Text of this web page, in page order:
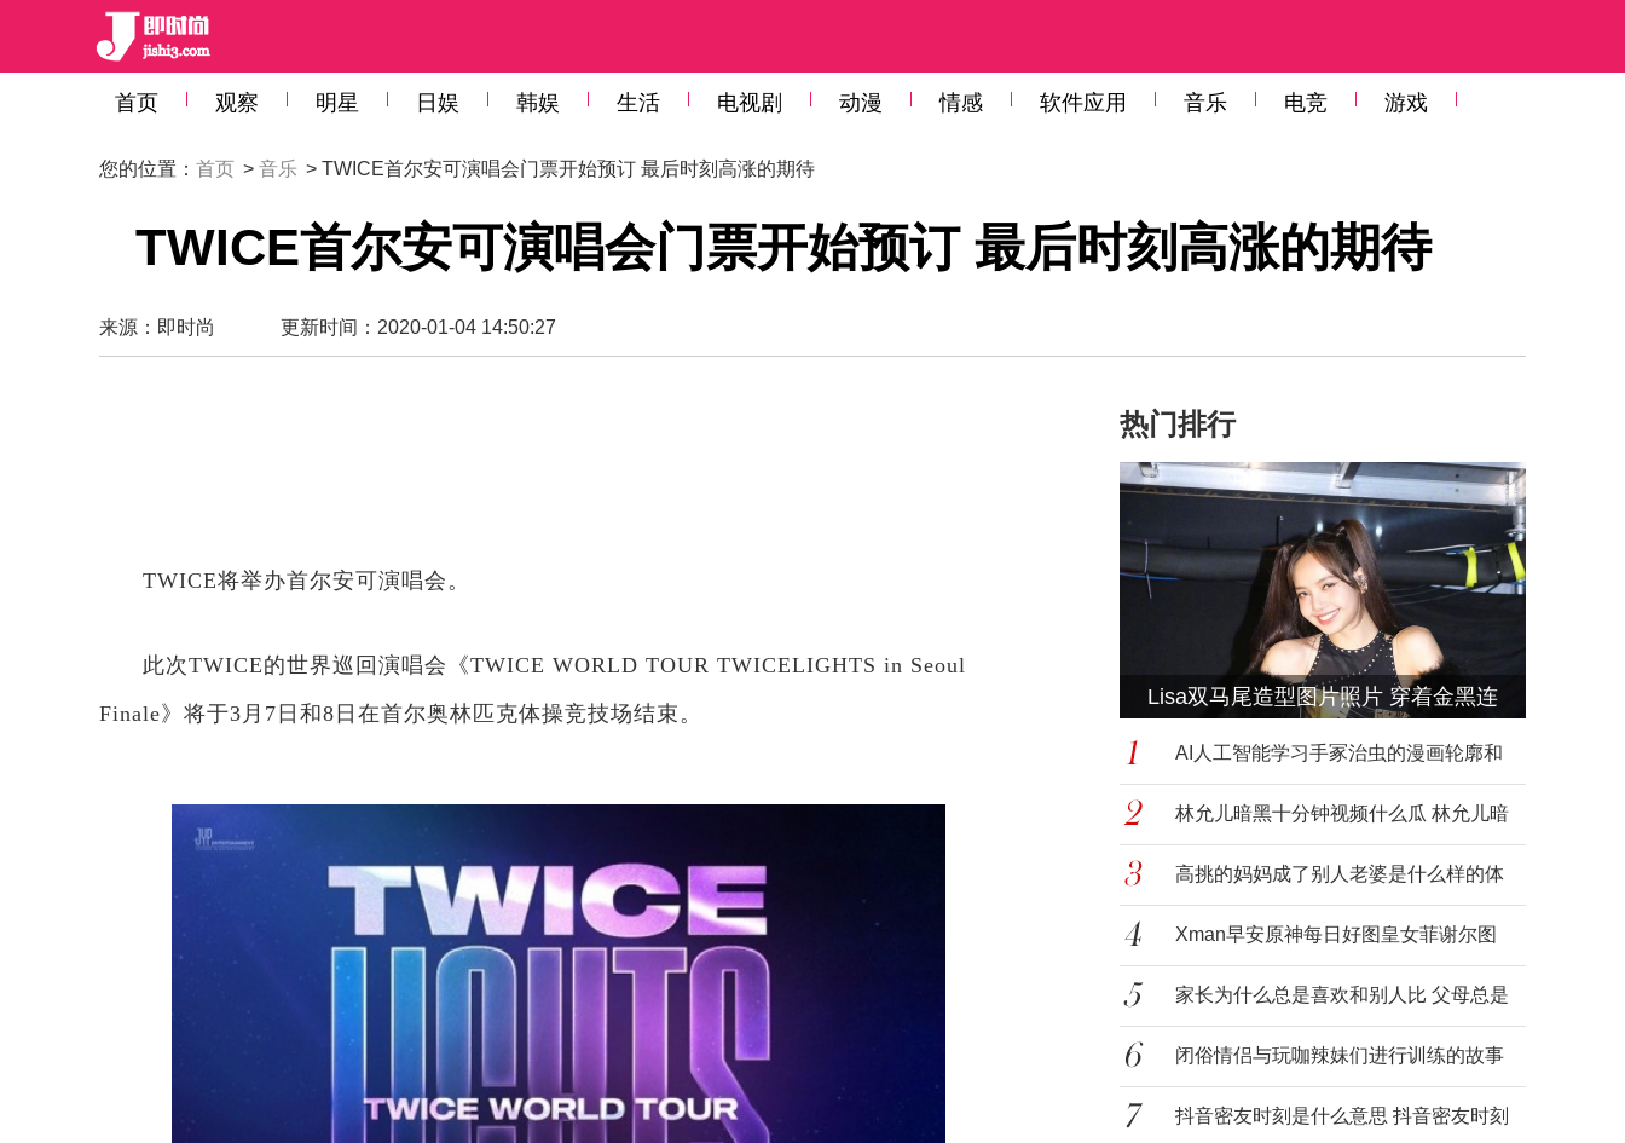
首页 观察 明星 日娱 韩娱 生活 电视剧 动漫 情感 软件应用 音乐 电竞 游戏
您的位置： 首页 > 音乐 > TWICE首尔安可演唱会门票开始预订 最后时刻高涨的期待
TWICE首尔安可演唱会门票开始预订 最后时刻高涨的期待
来源： 即时尚 更新时间：2020-01-04 14:50:27
TWICE将举办首尔安可演唱会。
此次TWICE的世界巡回演唱会《TWICE WORLD TOUR TWICELIGHTS in Seoul
Finale》将于3月7日和8日在首尔奥林匹克体操竞技场结束。
热门排行
Lisa双马尾造型图片照片 穿着金黑连
AI人工智能学习手冢治虫的漫画轮廓和
面孔
林允儿暗黑十分钟视频什么瓜 林允儿暗
黑10
高挑的妈妈成了别人老婆是什么样的体
验，美
Xman早安原神每日好图皇女菲谢尔图
片推荐分
家长为什么总是喜欢和别人比 父母总是
拿孩
闭俗情侣与玩咖辣妹们进行训练的故事
动漫视
抖音密友时刻是什么意思 抖音密友时刻